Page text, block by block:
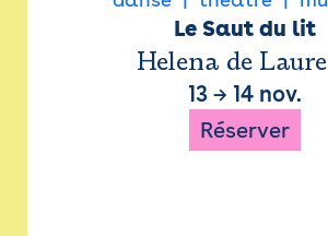
Le Saut du lit
Helena de
13 → 14 nov.
Réserver